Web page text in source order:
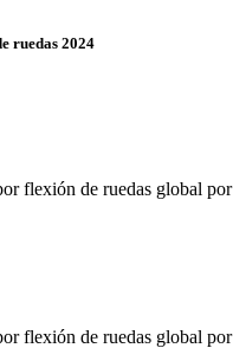
ruedas 2024
flexión de ruedas global
flexión de ruedas global